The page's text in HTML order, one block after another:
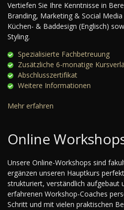
Vertiefen Sie Ihre Kenntnisse in
Branding, Marketing & Social
Küchen- & Baddesign (Englisch)
Styling.
Spezialisierte Fachbetreuung
Zusätzliche 6-monatige
Abschlusszertifikat
Weitere Informationen
Mehr erfahren
Online
Unsere Online-Workshops sind
ergänzen unseren Hauptkurs
strukturiert, verständlich aufgebaut
erfahrenen Workshop-Coaches
Schritt und mit vielen praktischen